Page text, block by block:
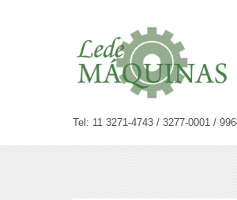
Tel: 11 3271-4743 / 3277-0001 /